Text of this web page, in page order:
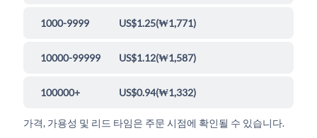
1000-9999 US$1.25(₩1,771)
10000-99999 US$1.12(₩1,587)
100000+ US$0.94(₩1,332)
가격, 가용성 및 리드 타임은 주문 시점에 확인될 수 있습니다.